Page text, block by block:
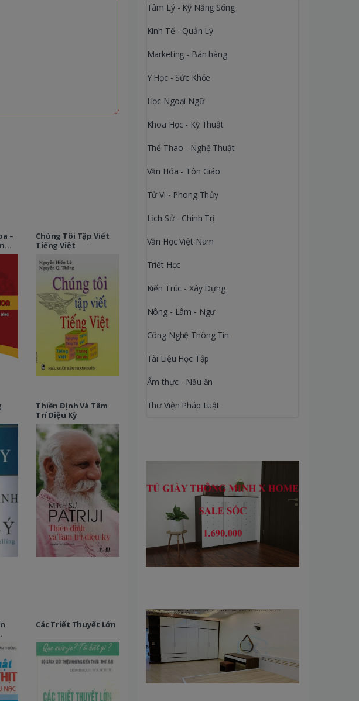
–
Chúng Tôi Tập Viết
Tiếng Việt
Thiền Định Và Tâm
Trí Diệu Kỳ
Các Triết Thuyết Lớn
Tâm Lý - Kỹ Năng Sống
Kinh Tế - Quản Lý
Marketing - Bán hàng
Y Học - Sức Khỏe
Học Ngoại Ngữ
Khoa Học - Kỹ Thuật
Thể Thao - Nghệ Thuật
Văn Hóa - Tôn Giáo
Tử Vi - Phong Thủy
Lịch Sử - Chính Trị
Văn Học Việt Nam
Triết Học
Kiến Trúc - Xây Dựng
Nông - Lâm - Ngư
Công Nghệ Thông Tin
Tài Liệu Học Tập
Ẩm thực - Nấu ăn
Thư Viện Pháp Luật